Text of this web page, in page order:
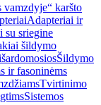
vamzdyje“ karšto
Adapteriai ir
su sriegine
šildymo
Šildymo
ir fasoninėms
Tvirtinimo
Sistemos